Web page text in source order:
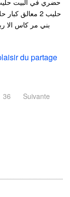
حليب 2 معالق
du partage
36 Suivante